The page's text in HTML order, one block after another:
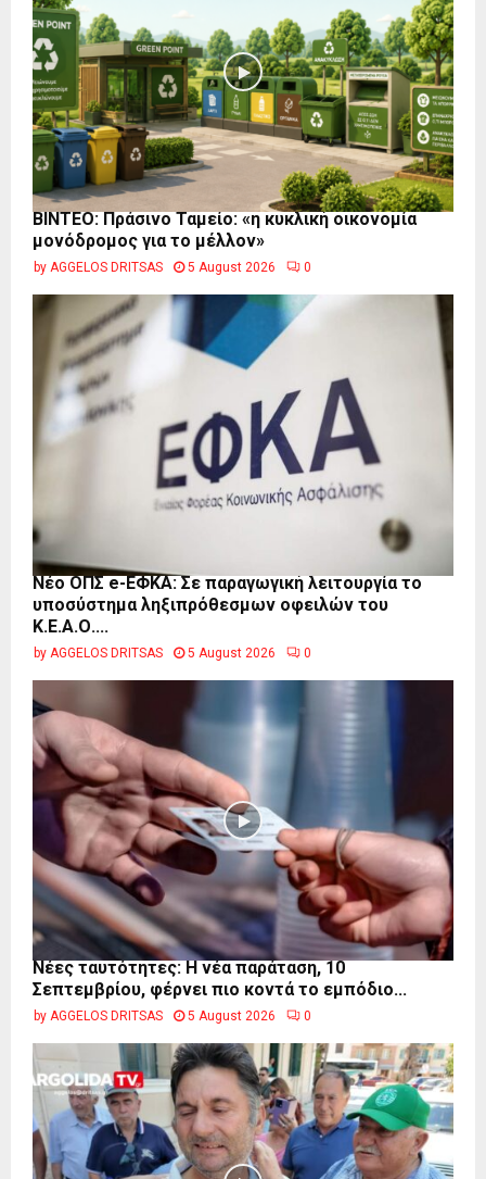
BINTEO: Πράσινο Ταμείο: «η κυκλική οικονομία
μονόδρομος για το μέλλον»
by AGGELOS DRITSAS 5 August 2026 0
Νέο ΟΠΣ e-ΕΦΚΑ: Σε παραγωγική λειτουργία το
υποσύστημα ληξιπρόθεσμων οφειλών του
Κ.Ε.Α.Ο....
by AGGELOS DRITSAS 5 August 2026 0
Νέες ταυτότητες: Η νέα παράταση, 10
Σεπτεμβρίου, φέρνει πιο κοντά το εμπόδιο...
by AGGELOS DRITSAS 5 August 2026 0